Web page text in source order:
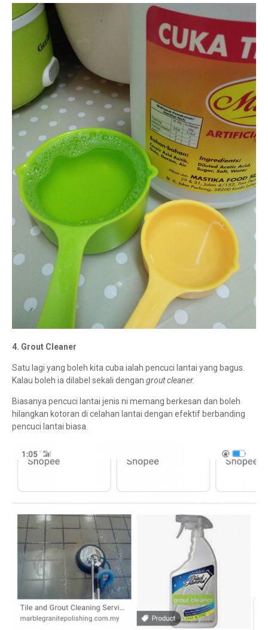
4. Grout Cleaner
Satu lagi yang boleh kita cuba ialah pencuci lantai yang bagus.
Kalau boleh ia dilabel sekali dengan grout cleaner.
Biasanya pencuci lantai jenis ni memang berkesan dan boleh
hilangkan kotoran di celahan lantai dengan efektif berbanding
pencuci lantai biasa.